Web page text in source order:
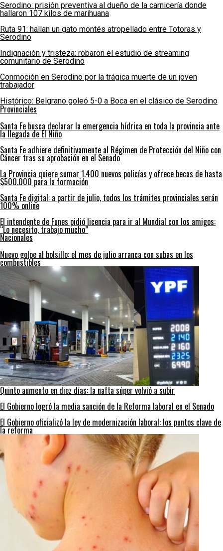
Serodino: prisión preventiva al dueño de la carnicería donde
hallaron 107 kilos de marihuana
Ruta 91: hallan un gato montés atropellado entre Totoras y
Serodino
Indignación y tristeza: robaron el estudio de streaming
comunitario de Serodino
Conmoción en Serodino por la trágica muerte de un joven
trabajador
Histórico: Belgrano goleó 5-0 a Boca en el clásico de Serodino
Provinciales
Santa Fe busca declarar la emergencia hídrica en toda la provincia ante
la llegada de El Niño
Santa Fe adhiere definitivamente al Régimen de Protección del Niño con
Cáncer tras su aprobación en el Senado
La Provincia quiere sumar 1.400 nuevos policías y ofrece becas de hasta
$500.000 para la formación
Santa Fe digital: a partir de julio, todos los trámites provinciales serán
100% online
El intendente de Funes pidió licencia para ir al Mundial con los amigos:
“Lo necesito, trabajo mucho”
Nacionales
Nuevo golpe al bolsillo: el mes de julio arranca con subas en los
combustibles
Quinto aumento en diez días: la nafta súper volvió a subir
El Gobierno logró la media sanción de la Reforma laboral en el Senado
El Gobierno oficializó la ley de modernización laboral: los puntos clave de
la reforma